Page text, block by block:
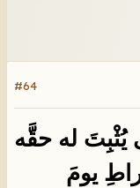
#64
له حقَّه
يومَ